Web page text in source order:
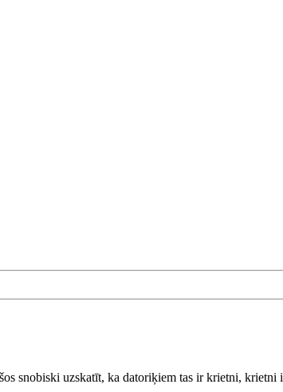
snobiski uzskatīt, ka datoriķiem tas ir krietni, krietni